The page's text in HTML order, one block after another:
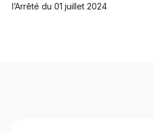
l’Arrêté du 01 juillet 2024